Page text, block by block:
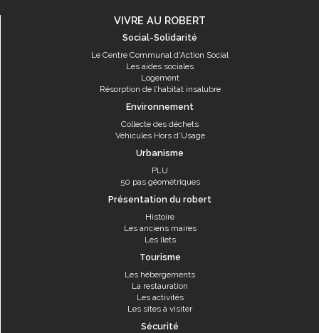
VIVRE AU ROBERT
Social-Solidarité
Le Centre Communal d'Action Social
Les aides sociales
Logement
Résorption de l’habitat insalubre
Environnement
Collecte des déchets
Véhicules Hors d'Usage
Urbanisme
PLU
50 pas géométriques
Présentation du robert
Histoire
Les anciens maires
Les îlets
Tourisme
Les hébergements
La restauration
Les activités
Les sites à visiter
Sécurité